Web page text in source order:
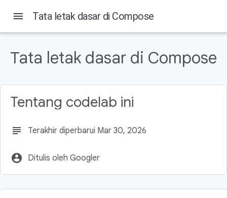
1. Pengantar
Yang akan Anda pelajari
Yang akan Anda build
2. Memulai persiapan
menu Tata letak dasar di Compose
Tata letak dasar di Compose
Tentang codelab ini
subject Terakhir diperbarui Mar 30, 2026
account_circle Ditulis oleh Googler